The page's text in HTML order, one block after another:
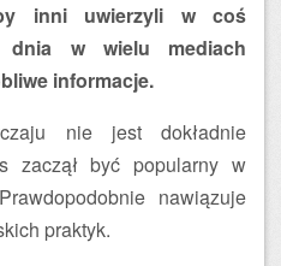
inni uwierzyli w coś
dnia w wielu mediach
informacje.
nie jest dokładnie
zaczął być popularny w
nawiązuje
praktyk.